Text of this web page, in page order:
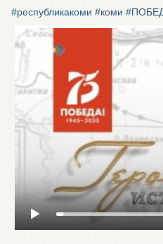
#республикакоми #коми